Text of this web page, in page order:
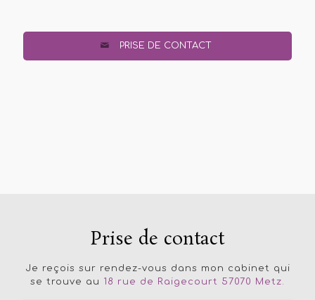
PRISE DE CONTACT
Prise de contact
Je reçois sur rendez-vous dans mon cabinet qui
se trouve au 18 rue de Raigecourt 57070 Metz.